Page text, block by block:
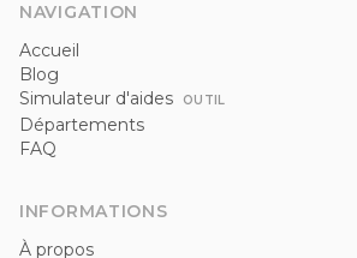
NAVIGATION
Accueil
Blog
Simulateur d'aides
OUTIL
Départements
FAQ
INFORMATIONS
À propos